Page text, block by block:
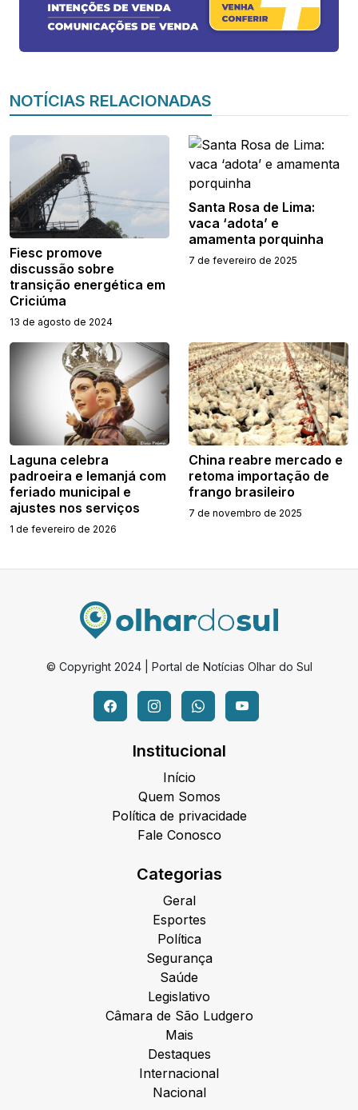
NOTÍCIAS RELACIONADAS
Fiesc promove
discussão sobre
transição energética em
Criciúma
13 de agosto de 2024
Santa Rosa de Lima:
vaca ‘adota’ e
amamenta porquinha
7 de fevereiro de 2025
Laguna celebra
padroeira e Iemanjá com
feriado municipal e
ajustes nos serviços
1 de fevereiro de 2026
China reabre mercado e
retoma importação de
frango brasileiro
7 de novembro de 2025
© Copyright 2024 | Portal de Notícias Olhar do Sul
Institucional
Início
Quem Somos
Política de privacidade
Fale Conosco
Categorias
Geral
Esportes
Política
Segurança
Saúde
Legislativo
Câmara de São Ludgero
Mais
Destaques
Internacional
Nacional